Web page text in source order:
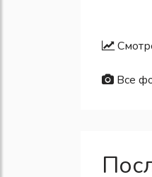
Все